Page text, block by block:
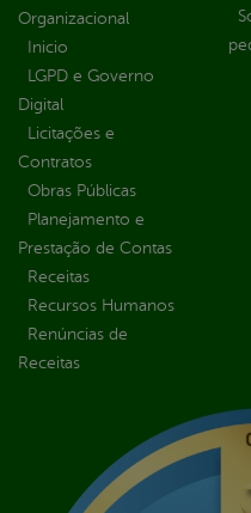
Organizacional
Inicio
LGPD e Governo
Digital
Licitações e
Contratos
Obras Públicas
Planejamento e
Prestação de Contas
Receitas
Recursos Humanos
Renúncias de
Receitas